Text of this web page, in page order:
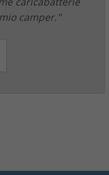
camper."